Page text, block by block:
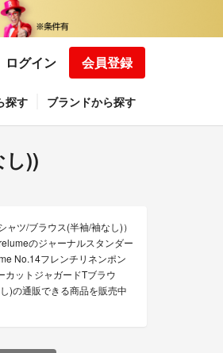
ログイン 会員登録
探す ブランドから探す
し))
ツ/ブラウス(半袖/袖なし)）
のジャーナルスタンダー
No.14フレンチリネンポン
ットジャガードTブラウ
)の通販できる商品を販売中